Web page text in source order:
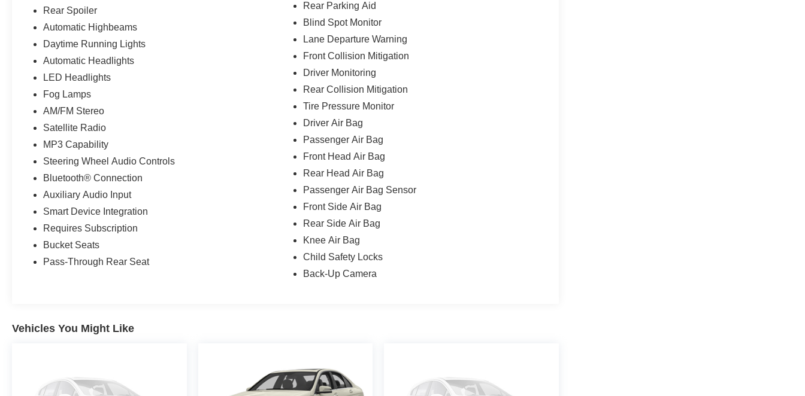
Rear Spoiler
Automatic Highbeams
Daytime Running Lights
Automatic Headlights
LED Headlights
Fog Lamps
AM/FM Stereo
Satellite Radio
MP3 Capability
Steering Wheel Audio Controls
Bluetooth® Connection
Auxiliary Audio Input
Smart Device Integration
Requires Subscription
Bucket Seats
Pass-Through Rear Seat
Rear Parking Aid
Blind Spot Monitor
Lane Departure Warning
Front Collision Mitigation
Driver Monitoring
Rear Collision Mitigation
Tire Pressure Monitor
Driver Air Bag
Passenger Air Bag
Front Head Air Bag
Rear Head Air Bag
Passenger Air Bag Sensor
Front Side Air Bag
Rear Side Air Bag
Knee Air Bag
Child Safety Locks
Back-Up Camera
Vehicles You Might Like